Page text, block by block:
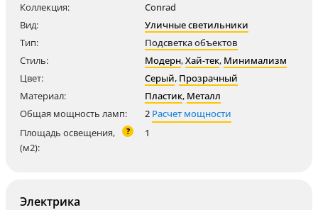
Коллекция:
Conrad
Вид:
Уличные светильники
Тип:
Подсветка объектов
Стиль:
Модерн,Хай-тек, Минимализм
Цвет:
Серый, Прозрачный
Материал:
Пластик, Металл
Общая мощность ламп:
2 Расчет мощности
Площадь освещения,
(м2):
? 1
Электрика